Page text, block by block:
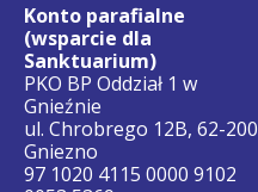
Konto parafialne
(wsparcie dla
Sanktuarium)
PKO BP Oddział 1 w
Gnieźnie
ul. Chrobrego 12B, 62-200
Gniezno
97 1020 4115 0000 9102